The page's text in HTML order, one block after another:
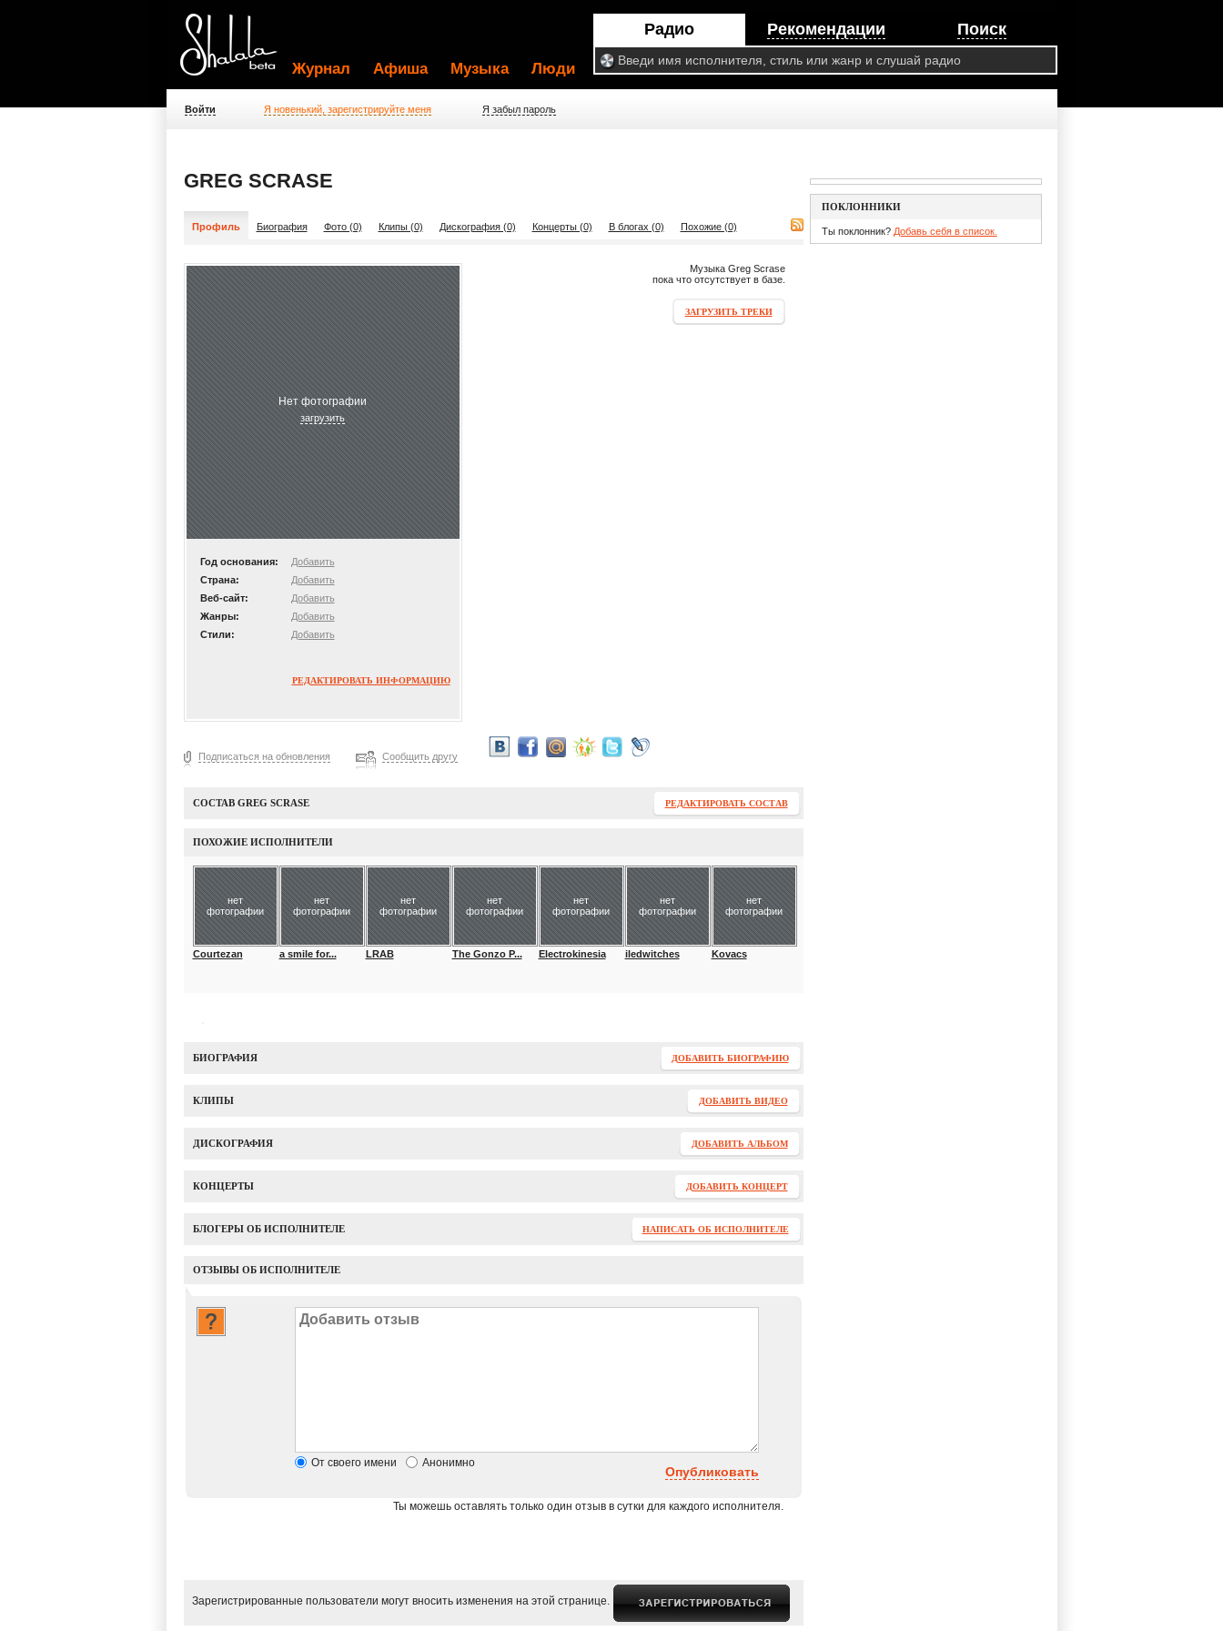
Радио Рекомендации Поиск
Журнал Афиша Музыка Люди
Войти Я новенький, зарегистрируйте меня Я забыл пароль
GREG SCRASE
Профиль Биография Фото (0) Клипы (0) Дискография (0) Концерты (0) В блогах (0) Похожие (0)
Нет фотографии
загрузить
Год основания:
Добавить
Страна:
Добавить
Веб-сайт:
Добавить
Жанры:
Добавить
Стили:
Добавить
РЕДАКТИРОВАТЬ ИНФОРМАЦИЮ
Музыка Greg Scrase
пока что отсутствует в базе.
ЗАГРУЗИТЬ ТРЕКИ
Подписаться на обновления Сообщить другу
СОСТАВ GREG SCRASE РЕДАКТИРОВАТЬ СОСТАВ
ПОХОЖИЕ ИСПОЛНИТЕЛИ
нет
фотографии
Courtezan
нет
фотографии
a smile for...
нет
фотографии
LRAB
нет
фотографии
The Gonzo P...
нет
фотографии
Electrokinesia
нет
фотографии
iledwitches
нет
фотографии
Kovacs
БИОГРАФИЯ ДОБАВИТЬ БИОГРАФИЮ
КЛИПЫ ДОБАВИТЬ ВИДЕО
ДИСКОГРАФИЯ ДОБАВИТЬ АЛЬБОМ
КОНЦЕРТЫ ДОБАВИТЬ КОНЦЕРТ
БЛОГЕРЫ ОБ ИСПОЛНИТЕЛЕ НАПИСАТЬ ОБ ИСПОЛНИТЕЛЕ
ОТЗЫВЫ ОБ ИСПОЛНИТЕЛЕ
От своего имени Анонимно
Опубликовать
Ты можешь оставлять только один отзыв в сутки для каждого исполнителя.
Зарегистрированные пользователи могут вносить изменения на этой странице.
ПОКЛОННИКИ
Ты поклонник? Добавь себя в список.